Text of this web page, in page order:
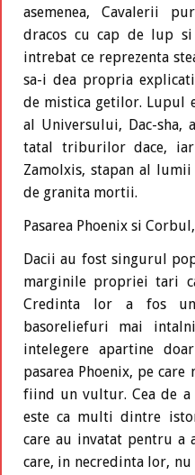
asemenea, Cavalerii
dracos cu cap de lup
intrebat ce reprezenta
sa-i dea propria
de mistica getilor. Lupul
al Universului, Dac-sha,
tatal triburilor dace,
Zamolxis, stapan al
de granita mortii.
Pasarea Phoenix si
Dacii au fost singurul
marginile propriei tari
Credinta lor a fos
basoreliefuri mai
intelegere apartine
pasarea Phoenix, pe
fiind un vultur. Cea de a
este ca multi dintre
care au invatat pentru a
care, in necredinta lor,